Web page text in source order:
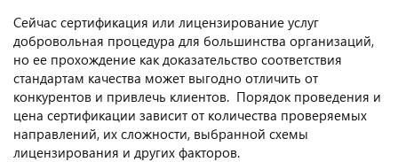
Сейчас сертификация или лицензирование услуг
добровольная процедура для большинства организаций,
но ее прохождение как доказательство соответствия
стандартам качества может выгодно отличить от
конкурентов и привлечь клиентов. Порядок проведения и
цена сертификации зависит от количества проверяемых
направлений, их сложности, выбранной схемы
лицензирования и других факторов.